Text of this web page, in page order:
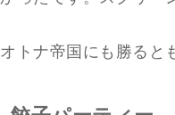
オトナ帝国にも勝ると